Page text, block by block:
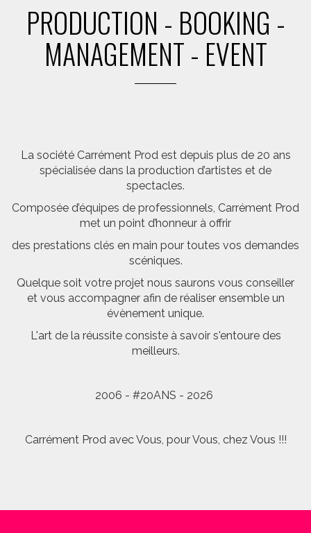
PRODUCTION - BOOKING -
MANAGEMENT - EVENT
La société Carrément Prod est depuis plus de 20 ans
spécialisée dans la production d’artistes et de
spectacles.
Composée d’équipes de professionnels, Carrément Prod
met un point d’honneur à offrir
des prestations clés en main pour toutes vos demandes
scéniques.
Quelque soit votre projet nous saurons vous conseiller
et vous accompagner afin de réaliser ensemble un
évènement unique.
L'art de la réussite consiste à savoir s'entoure des
meilleurs.
2006 - #20ANS - 2026
Carrément Prod avec Vous, pour Vous, chez Vous !!!